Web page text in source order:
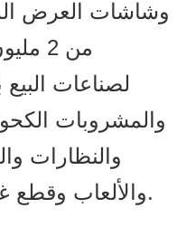
وشاشات العرض
من
لصناعات
والمشروبات
والنظارات
والألعاب وقطع غيار السيارات والمزيد.